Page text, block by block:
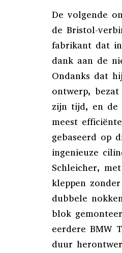
De volgende
de Bristol-
fabrikant dat
dank aan de
Ondanks dat
ontwerp,
zijn tijd, en de
meest
gebaseerd op
ingenieuze
Schleicher,
kleppen
dubbele
blok
eerdere BMW
duur